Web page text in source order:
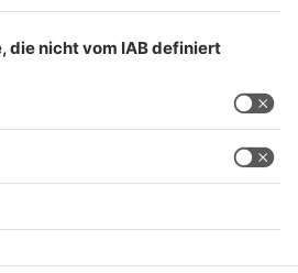
Audiothek
Error!
is not a function
assets/